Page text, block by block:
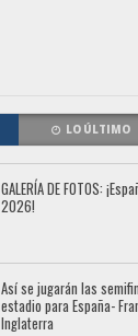
LO ÚLTIMO
GALERÍA DE FOTOS:
2026!
Así se jugarán las
estadio para España-
Inglaterra